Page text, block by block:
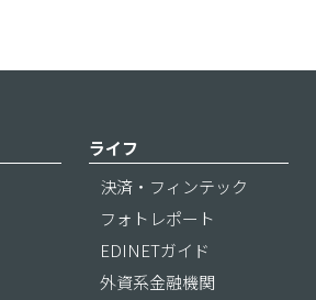
ライフ
決済・フィンテック
フォトレポート
EDINETガイド
外資系金融機関